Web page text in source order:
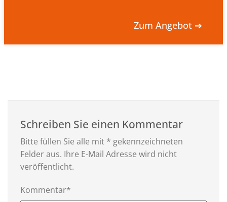
Zum Angebot ➔
Schreiben Sie einen Kommentar
Bitte füllen Sie alle mit * gekennzeichneten
Felder aus. Ihre E-Mail Adresse wird nicht
veröffentlicht.
Kommentar*